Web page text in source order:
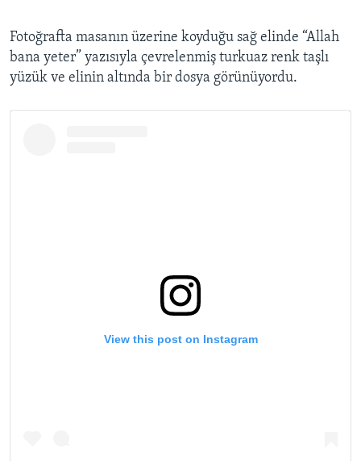
Fotoğrafta masanın üzerine koyduğu sağ elinde “Allah
bana yeter” yazısıyla çevrelenmiş turkuaz renk taşlı
yüzük ve elinin altında bir dosya görünüyordu.